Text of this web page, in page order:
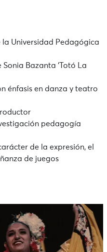
Universidad Pedagógica
Bazanta ‘Totó La
énfasis en danza y teatro
pedagogía
de la expresión, el
de juegos